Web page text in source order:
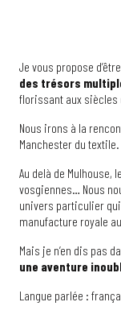
Je vous propose
des trésors
florissant aux siècles
Nous irons à la
Manchester du textile.
Au delà de
vosgiennes… Nous
univers particulier
manufacture royale
Mais je n’en dis pas
une aventure
Langue parlée :